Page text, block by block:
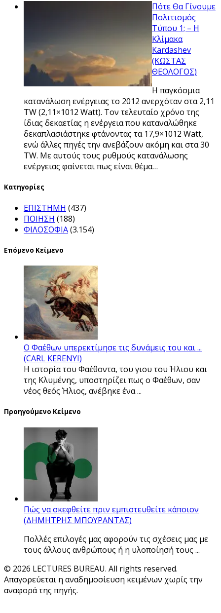
Πότε Θα Γίνουμε
Πολιτισμός
Τύπου 1; – Η
Κλίμακα
Kardashev
(ΚΩΣΤΑΣ
ΘΕΟΛΟΓΟΣ)
Η παγκόσμια
κατανάλωση ενέργειας το 2012 ανερχόταν στα 2,11
TW (2,11×1012 Watt). Τον τελευταίο χρόνο της
ίδιας δεκαετίας η ενέργεια που καταναλώθηκε
δεκαπλασιάστηκε φτάνοντας τα 17,9×1012 Watt,
ενώ άλλες πηγές την ανεβάζουν ακόμη και στα 30
TW. Με αυτούς τους ρυθμούς κατανάλωσης
ενέργειας φαίνεται πως είναι θέμα…
Kατηγορίες
ΕΠΙΣΤΗΜΗ (437)
ΠΟΙΗΣΗ (188)
ΦΙΛΟΣΟΦΙΑ(3.154)
Επόμενο Κείμενο
Ο Φαέθων υπερεκτίμησε τις δυνάμεις του και ...
(CARL KERENYI)
Η ιστορία του Φαέθοντα, του γιου του Ήλιου και
της Κλυμένης, υποστηρίζει πως ο Φαέθων, σαν
νέος θεός Ήλιος, ανέβηκε ένα ...
Προηγούμενο Κείμενο
Πώς να σκεφθείτε πριν εμπιστευθείτε κάποιον
(ΔΗΜΗΤΡΗΣ ΜΠΟΥΡΑΝΤΑΣ)
Πολλές επιλογές μας αφορούν τις σχέσεις μας με
τους άλλους ανθρώπους ή η υλοποίησή τους ...
© 2026 LECTURES BUREAU. All rights reserved.
Απαγορεύεται η αναδημοσίευση κειμένων χωρίς την
αναφορά της πηγής.